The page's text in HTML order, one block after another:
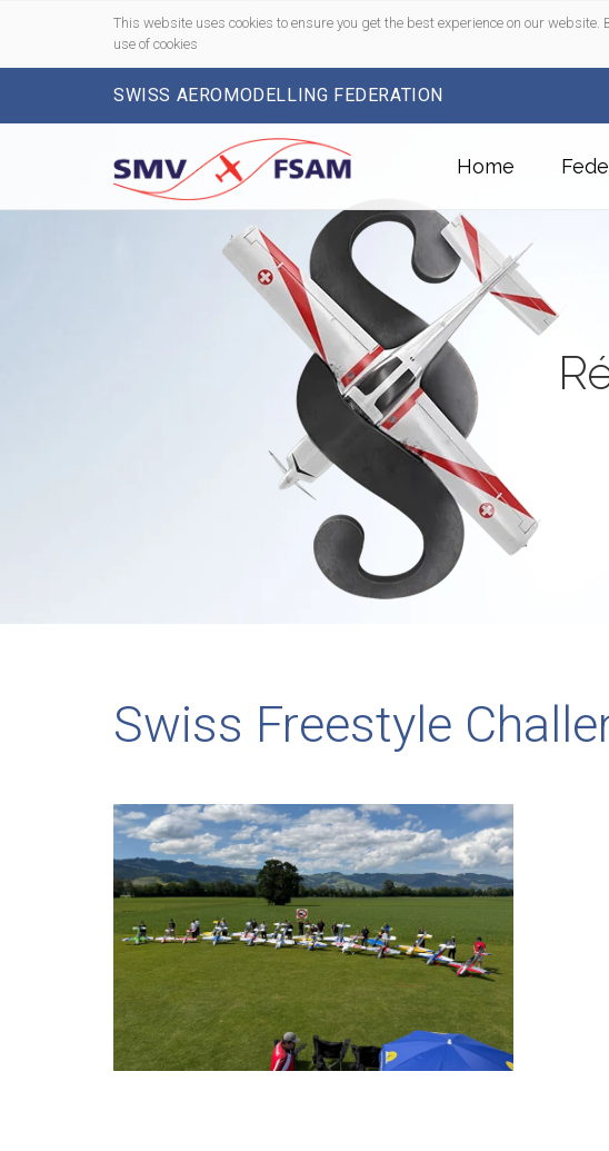
This website uses cookies to ensure you get the best experience on our
use of cookies
SWISS AEROMODELLING FEDERATION
Home
Swiss Freestyle